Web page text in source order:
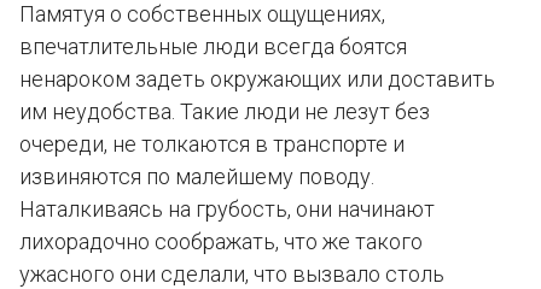
Памятуя о собственных ощущениях,
впечатлительные люди всегда боятся
ненароком задеть окружающих или доставить
им неудобства. Такие люди не лезут без
очереди, не толкаются в транспорте и
извиняются по малейшему поводу.
Наталкиваясь на грубость, они начинают
лихорадочно соображать, что же такого
ужасного они сделали, что вызвало столь